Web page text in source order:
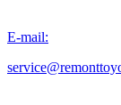
E-mail: